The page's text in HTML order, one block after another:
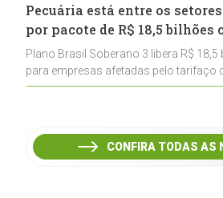
Pecuária está entre os
por pacote de R$ 18,5
Plano Brasil Soberano 3 libera R$
para empresas afetadas pelo tarifaço
inclui a pecuária entre os setores
CONFIRA TODAS AS